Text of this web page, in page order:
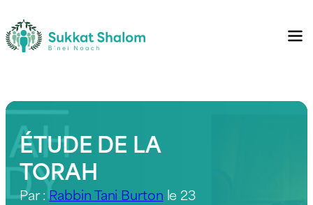
ÉTUDE DE LA
TORAH
Par : Rabbin Tani Burton le 23